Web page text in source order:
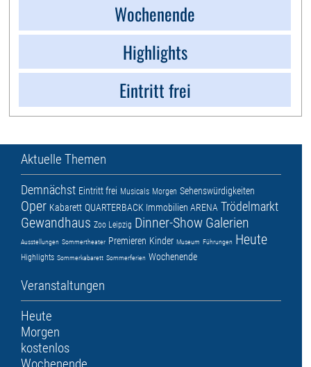
Wochenende
Highlights
Eintritt frei
Aktuelle Themen
Demnächst Eintritt frei Musicals Morgen Sehenswürdigkeiten
Oper Kabarett QUARTERBACK Immobilien ARENA Trödelmarkt
Gewandhaus Zoo Leipzig Dinner-Show Galerien
Ausstellungen Sommertheater Premieren Kinder Museum Führungen Heute
Highlights Sommerkabarett Sommerferien Wochenende
Veranstaltungen
Heute
Morgen
kostenlos